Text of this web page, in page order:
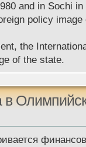
and in Sochi in
policy image
the
of the state.
в